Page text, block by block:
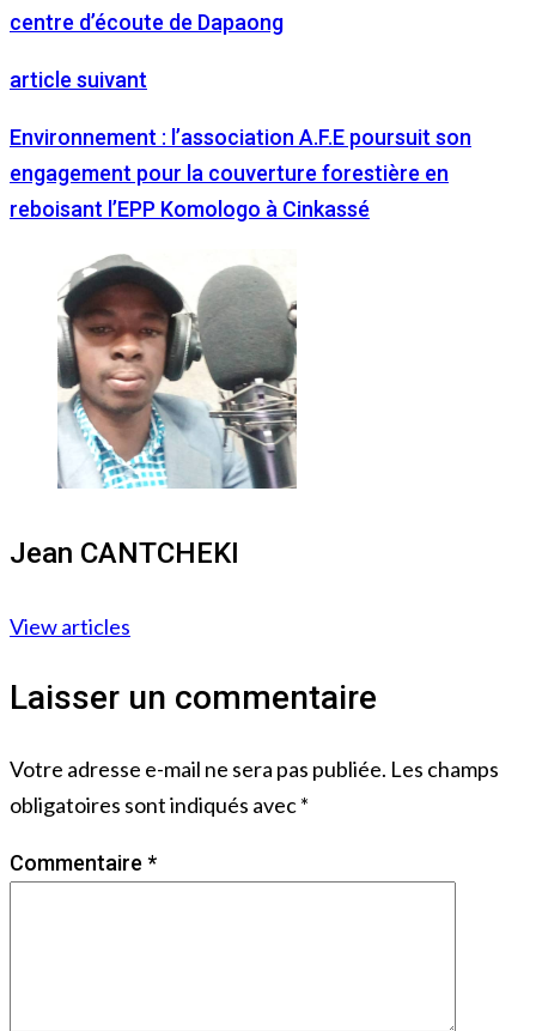
centre d’écoute de Dapaong
article suivant
Environnement : l’association A.F.E poursuit son
engagement pour la couverture forestière en
reboisant l’EPP Komologo à Cinkassé
Jean CANTCHEKI
View articles
Laisser un commentaire
Votre adresse e-mail ne sera pas publiée. Les champs
obligatoires sont indiqués avec*
Commentaire *